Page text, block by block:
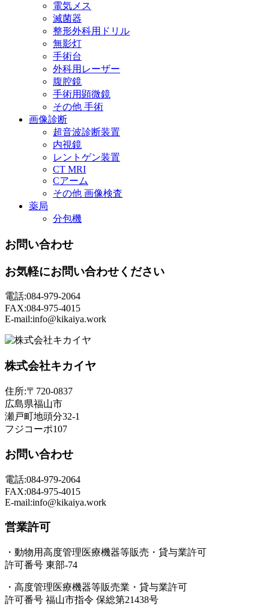
電気メス
滅菌器
整形外科用ドリル
無影灯
手術台
外科用レーザー
腹腔鏡
手術用顕微鏡
その他 手術
画像診断
超音波診断装置
内視鏡
レントゲン装置
CT MRI
Cアーム
その他 画像検査
薬局
分包機
お問い合わせ
お気軽にお問い合わせください
電話:084-979-2064
FAX:084-975-4015
E-mail:info@kikaiya.work
株式会社キカイヤ
住所:〒720-0837
広島県福山市
瀬戸町地頭分32-1
フジコーポ107
お問い合わせ
電話:084-979-2064
FAX:084-975-4015
E-mail:info@kikaiya.work
営業許可
・動物用高度管理医療機器等販売・貸与業許可
許可番号 東部-74
・高度管理医療機器等販売業・貸与業許可
許可番号 福山市指令 保総第21438号